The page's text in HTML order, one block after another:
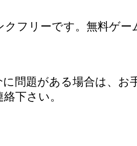
クフリーです。無料ゲー
問題がある場合は、お
下さい。